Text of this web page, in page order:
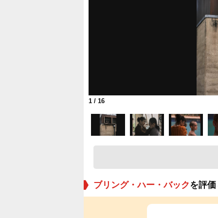
1 / 16
ブリング・ハー・バックを評